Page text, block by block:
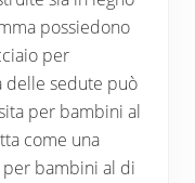
possiedono
per
delle sedute può
per bambini al
come una
per bambini al di